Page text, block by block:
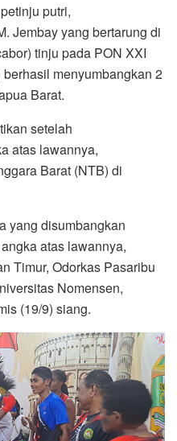
putri,
Jembay yang bertarung di
tinju pada PON XXI
menyumbangkan 2
Barat.
setelah
atas lawannya,
Barat (NTB) di
yang disumbangkan
atas lawannya,
Timur, Odorkas Pasaribu
Nomensen,
(19/9) siang.